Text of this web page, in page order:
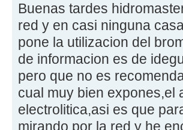
Buenas tardes
red y en casi ninguna
pone la utilizacion del
de informacion es de
pero que no es
cual muy bien expones,el
electrolitica,asi es que
mirando por la red y he